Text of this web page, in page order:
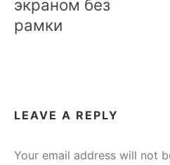
экраном без
рамки
LEAVE A REPLY
Your email address will not